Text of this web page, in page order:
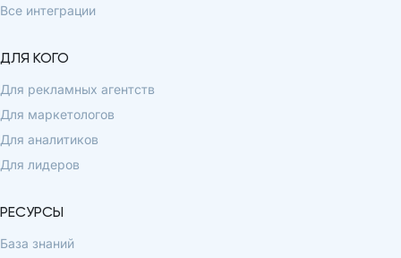
Все интеграции
ДЛЯ КОГО
Для рекламных агентств
Для маркетологов
Для аналитиков
Для лидеров
РЕСУРСЫ
База знаний